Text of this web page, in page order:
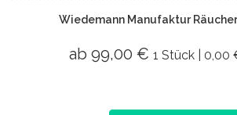
Wiedemann Manufaktur
ab 99,00 € 1 Stück |